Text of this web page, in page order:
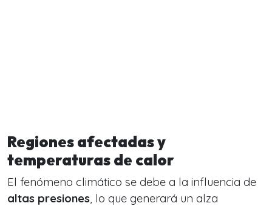
Regiones afectadas y
temperaturas de calor
El fenómeno climático se debe a la influencia de
altas presiones, lo que generará un alza